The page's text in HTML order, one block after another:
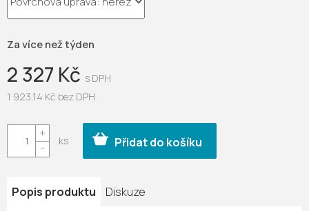
2 327 Kč
1 923,14 Kč bez DPH
cena:
Za více než týden
Přidat do košíku
Popis produktu Diskuze